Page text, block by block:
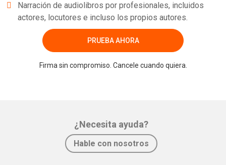
Narración de audiolibros por profesionales, incluidos
actores, locutores e incluso los propios autores.
PRUEBA AHORA
Firma sin compromiso. Cancele cuando quiera.
¿Necesita ayuda?
Hable con nosotros